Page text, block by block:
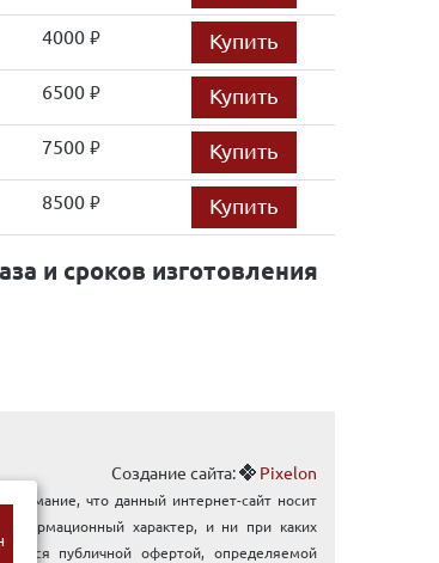
4000 руб. Купить
6500 руб. Купить
7500 руб. Купить
8500 руб. Купить
и сроков изготовления
Создание сайта: Pixelon
что данный интернет-сайт носит
информационный характер, и ни при каких
публичной офертой, определяемой